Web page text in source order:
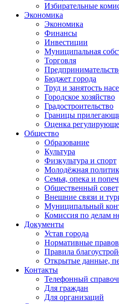
Избирательные
Экономика
Экономика
Финансы
Инвестиции
Муниципальная
Торговля
Бюджет города
Труд и занятость
Городское хозяйство
Градостроительство
Границы
Оценка
Общество
Образование
Культура
Физкультура и спорт
Молодёжная
Семья, опека и
Общественный совет
Внешние связи и
Муниципальный
Комиссия по делам
Документы
Устав города
Нормативные
Правила
Открытые данные,
Контакты
Телефонный
Для граждан
Для организаций